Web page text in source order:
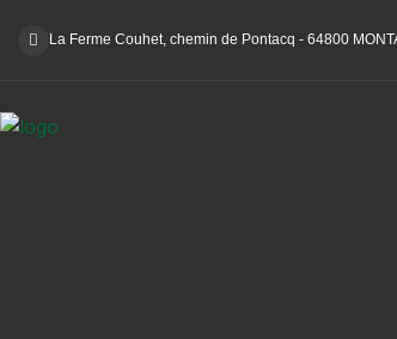
La Ferme Couhet, chemin de Pontacq - 64800